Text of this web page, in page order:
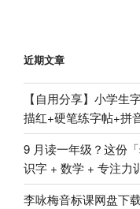
近期文章
【自用分享】小学生
描红+硬笔练字帖+拼
9 月读一年级？这份
识字 + 数学 + 专注力
李咏梅音标课网盘下